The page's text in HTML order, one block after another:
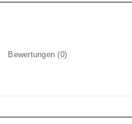
Bewertungen (0)